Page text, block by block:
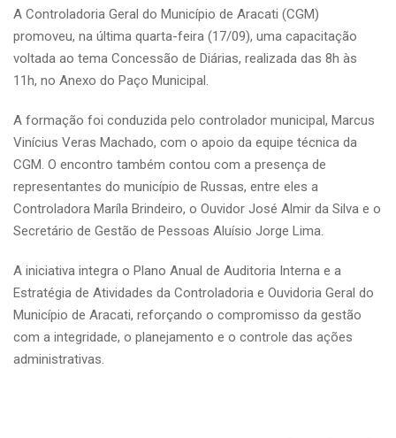
A Controladoria Geral do Município de Aracati (CGM)
promoveu, na última quarta-feira (17/09), uma capacitação
voltada ao tema Concessão de Diárias, realizada das 8h às
11h, no Anexo do Paço Municipal.
A formação foi conduzida pelo controlador municipal, Marcus
Vinícius Veras Machado, com o apoio da equipe técnica da
CGM. O encontro também contou com a presença de
representantes do município de Russas, entre eles a
Controladora Maríla Brindeiro, o Ouvidor José Almir da Silva e o
Secretário de Gestão de Pessoas Aluísio Jorge Lima.
A iniciativa integra o Plano Anual de Auditoria Interna e a
Estratégia de Atividades da Controladoria e Ouvidoria Geral do
Município de Aracati, reforçando o compromisso da gestão
com a integridade, o planejamento e o controle das ações
administrativas.